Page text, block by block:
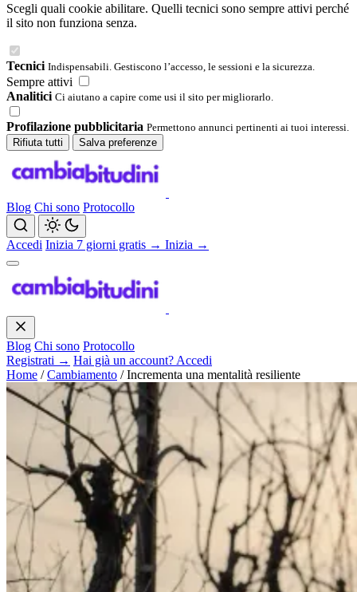
Scegli quali cookie abilitare. Quelli tecnici sono sempre attivi perché
il sito non funziona senza.
Tecnici Indispensabili. Gestiscono l’accesso, le sessioni e la sicurezza.
Sempre attivi
Analitici Ci aiutano a capire come usi il sito per migliorarlo.
Profilazione pubblicitaria Permettono annunci pertinenti ai tuoi interessi.
Rifiuta tutti
Salva preferenze
Blog Chi sono Protocollo
Accedi Inizia 7 giorni gratis → Inizia →
Blog Chi sono Protocollo
Registrati → Hai già un account? Accedi
Home / Cambiamento / Incrementa una mentalità resiliente